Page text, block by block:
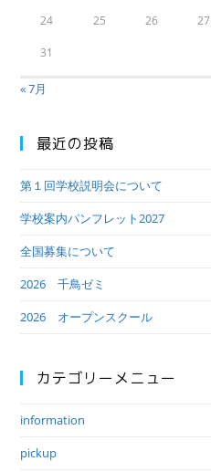
24 25 26 27
31
« 7月
最近の投稿
第１回学校説明会について
学校案内パンフレット2027
全国募集について
2026 千鳥ゼミ
2026 オープンスクール
カテゴリーメニュー
information
pickup